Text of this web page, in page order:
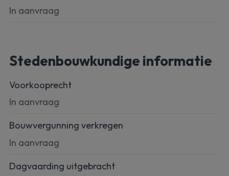
In aanvraag
Stedenbouwkundige informatie
Voorkooprecht
In aanvraag
Bouwvergunning verkregen
In aanvraag
Dagvaarding uitgebracht